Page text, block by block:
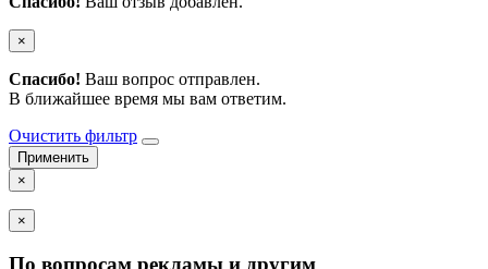
×
Спасибо! Ваш вопрос отправлен.
В ближайшее время мы вам ответим.
Очистить фильтр
×
×
По вопросам рекламы и другим